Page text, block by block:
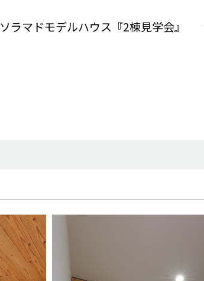
ソラマドモデルハウス『2棟見学会』